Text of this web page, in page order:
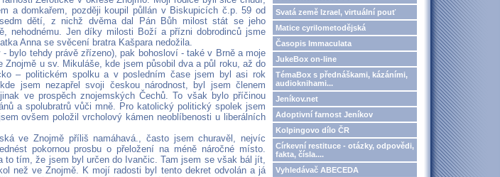
a domkařem, později koupil půllán v Biskupicích č.p. 59 od
dětí, z nichž dvěma dal Pán Bůh milost stát se jeho
nehodnému. Jen díky milosti Boží a přízni dobrodinců jsme
Anna se svěcení bratra Kašpara nedožila.
bylo tehdy právě zřízeno), pak bohosloví - také v Brně a moje
u sv. Mikuláše, kde jsem působil dva a půl roku, až do
– politickém spolku a v posledním čase jsem byl asi rok
jsem nezapřel svoji českou národnost, byl jsem členem
ve prospěch znojemských Čechů. To však bylo příčinou
a spolubratrů vůči mně. Pro katolický politický spolek jsem
ovšem položil vrcholový kámen neoblíbenosti u liberálních
ve Znojmě příliš namáhavá., často jsem churavěl, nejvíc
pokornou prosbu o přeložení na méně náročné místo.
to tím, že jsem byl určen do Ivančic. Tam jsem se však bál jít,
než ve Znojmě. K mojí radosti byl tento dekret odvolán a já
Svatá země Izrael, virtuální pouť
Matice cyrilometodějská
Časopis Immaculata
JukeBox on-line
TémaBox s přednáškami, kázáními,
audioknihami...
Jeníkov.net
Adoptivní farnost Jeníkov
Kolpingovo dílo ČR
Církevní restituce - otázky, odpovědi,
fakta, čísla....
Vyhledávač ABECEDA